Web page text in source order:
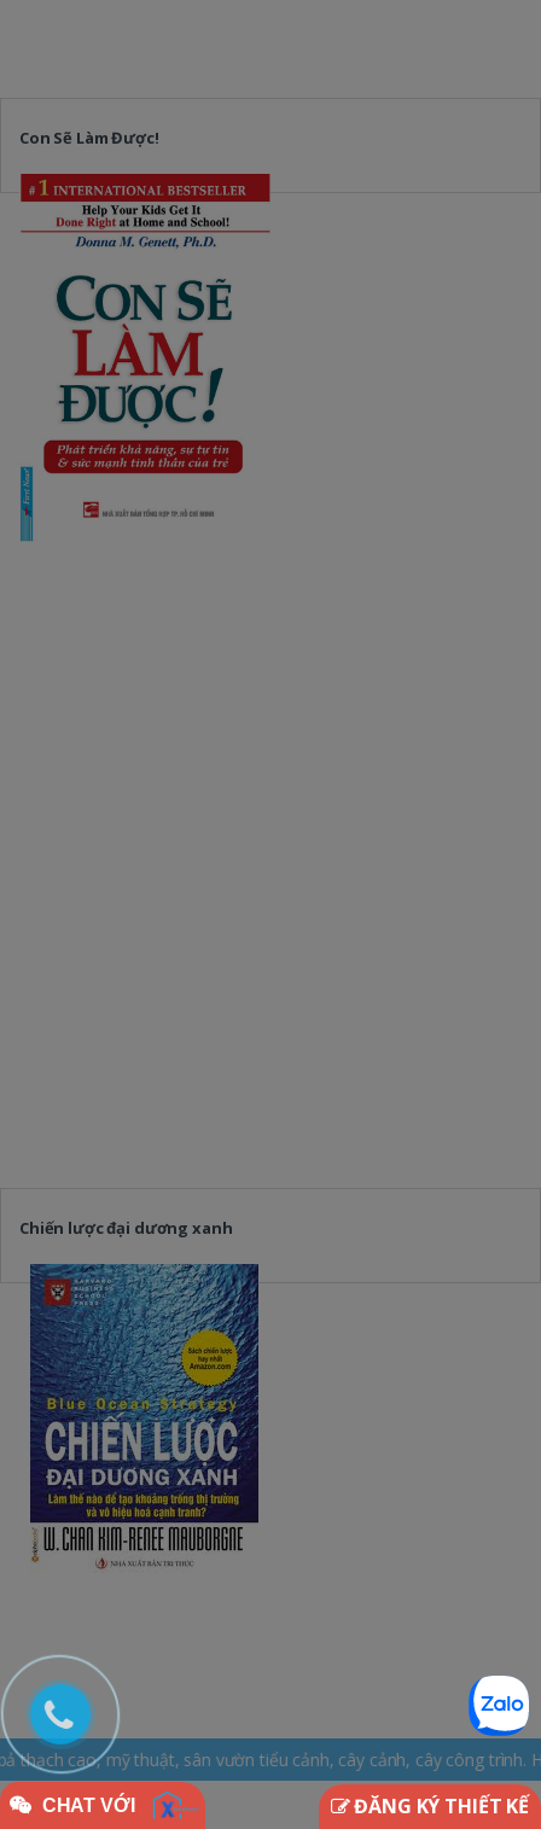
Con Sẽ Làm Được!
Chiến lược đại dương xanh
ĐĂNG KÝ THIẾT KẾ
CHAT VỚI
sân vườn tiểu cảnh, cây cảnh, cây công trình. Hotline: